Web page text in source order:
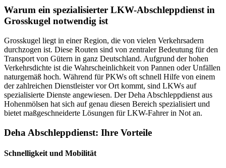
Warum ein spezialisierter LKW-Abschleppdienst in
Grosskugel notwendig ist
Grosskugel liegt in einer Region, die von vielen Verkehrsadern
durchzogen ist. Diese Routen sind von zentraler Bedeutung für den
Transport von Gütern in ganz Deutschland. Aufgrund der hohen
Verkehrsdichte ist die Wahrscheinlichkeit von Pannen oder Unfällen
naturgemäß hoch. Während für PKWs oft schnell Hilfe von einem
der zahlreichen Dienstleister vor Ort kommt, sind LKWs auf
spezialisierte Dienste angewiesen. Der Deha Abschleppdienst aus
Hohenmölsen hat sich auf genau diesen Bereich spezialisiert und
bietet maßgeschneiderte Lösungen für LKW-Fahrer in Not an.
Deha Abschleppdienst: Ihre Vorteile
Schnelligkeit und Mobilität